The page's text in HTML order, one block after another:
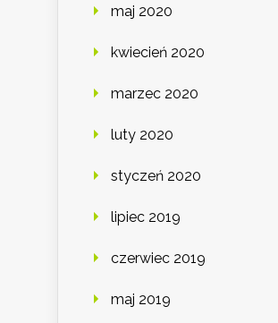
maj 2020
kwiecień 2020
marzec 2020
luty 2020
styczeń 2020
lipiec 2019
czerwiec 2019
maj 2019